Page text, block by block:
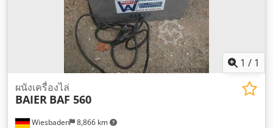
1 / 1
Wiesbaden 8,866 km
ผนังเครื่องไล่
BAIER BAF 560